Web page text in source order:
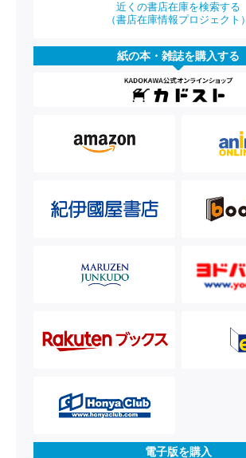
近くの書店在庫を検索する
（書店在庫情報プロジェクト）
紙の本・雑誌を購入する
電子版を購入